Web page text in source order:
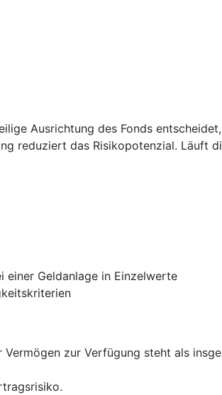
Ausrichtung des Fonds
reduziert das Risikopotenzial. Läuft
einer Geldanlage in Einzelwerte
zur Verfügung steht als